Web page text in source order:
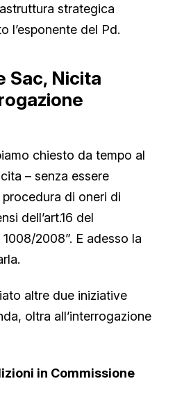
strategica
l’esponente del Pd.
Sac, Nicita
chiesto da tempo al
– senza essere
di oneri di
dell’art.16 del
2008”. E adesso la
altre due iniziative
oltra all’interrogazione
in Commissione